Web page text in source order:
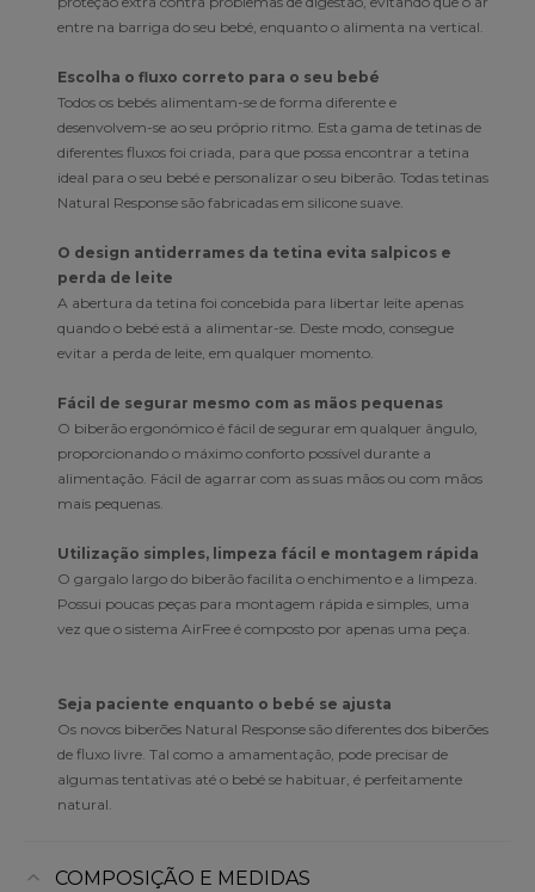
entre na barriga do seu bebé, enquanto o alimenta na vertical.
Escolha o fluxo correto para o seu bebé
Todos os bebés alimentam-se de forma diferente e
desenvolvem-se ao seu próprio ritmo. Esta gama de tetinas de
diferentes fluxos foi criada, para que possa encontrar a tetina
ideal para o seu bebé e personalizar o seu biberão. Todas tetinas
Natural Response são fabricadas em silicone suave.
O design antiderrames da tetina evita salpicos e
perda de leite
A abertura da tetina foi concebida para libertar leite apenas
quando o bebé está a alimentar-se. Deste modo, consegue
evitar a perda de leite, em qualquer momento.
Fácil de segurar mesmo com as mãos pequenas
O biberão ergonómico é fácil de segurar em qualquer ângulo,
proporcionando o máximo conforto possível durante a
alimentação. Fácil de agarrar com as suas mãos ou com mãos
mais pequenas.
Utilização simples, limpeza fácil e montagem rápida
O gargalo largo do biberão facilita o enchimento e a limpeza.
Possui poucas peças para montagem rápida e simples, uma
vez que o sistema AirFree é composto por apenas uma peça.
Seja paciente enquanto o bebé se ajusta
Os novos biberões Natural Response são diferentes dos biberões
de fluxo livre. Tal como a amamentação, pode precisar de
algumas tentativas até o bebé se habituar, é perfeitamente
natural.
COMPOSIÇÃO E MEDIDAS